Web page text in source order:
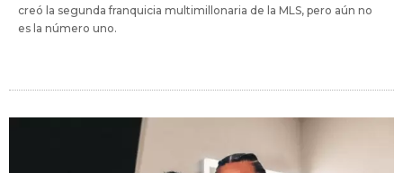
creó la segunda franquicia multimillonaria de la MLS, pero aún no
es la número uno.